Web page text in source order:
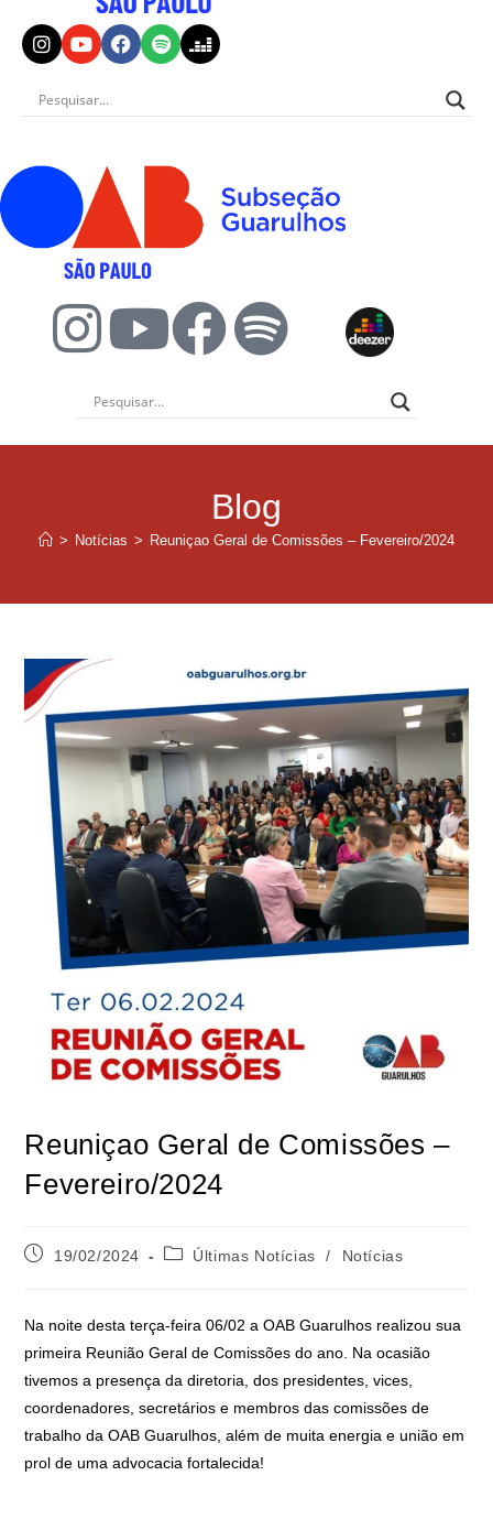
Blog
> Notícias > Reuniçao Geral de Comissões – Fevereiro/2024
Reuniçao Geral de Comissões –
Fevereiro/2024
19/02/2024 Últimas Notícias / Notícias
Na noite desta terça-feira 06/02 a OAB Guarulhos realizou sua
primeira Reunião Geral de Comissões do ano. Na ocasião
tivemos a presença da diretoria, dos presidentes, vices,
coordenadores, secretários e membros das comissões de
trabalho da OAB Guarulhos, além de muita energia e união em
prol de uma advocacia fortalecida!